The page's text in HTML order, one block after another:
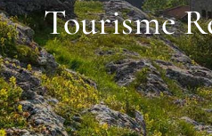
Tourisme